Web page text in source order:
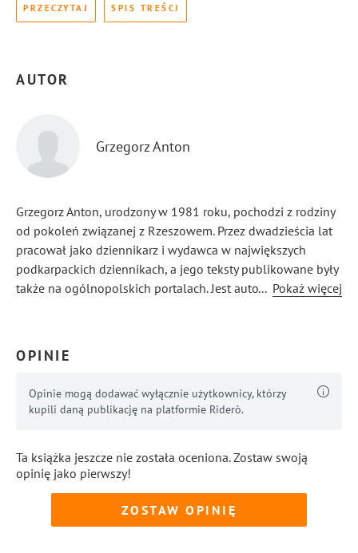
PRZECZYTAJ SPIS TREŚCI
AUTOR
Grzegorz Anton
Grzegorz Anton, urodzony w 1981 roku, pochodzi z rodziny
od pokoleń związanej z Rzeszowem. Przez dwadzieścia lat
pracował jako dziennikarz i wydawca w największych
podkarpackich dziennikach, a jego teksty publikowane były
także na ogólnopolskich portalach. Jest autorem kilku
sensacyjnej „Kajdan”.
... Pokaż więcej
OPINIE
Opinie mogą dodawać wyłącznie użytkownicy, którzy
kupili daną publikację na platformie Riderò.
Ta książka jeszcze nie została oceniona. Zostaw swoją
opinię jako pierwszy!
ZOSTAW OPINIĘ